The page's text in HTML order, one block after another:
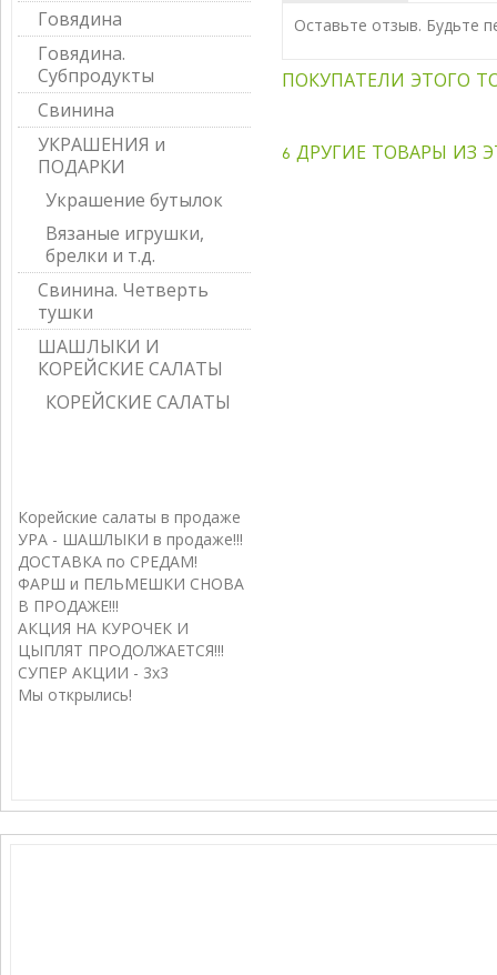
Оставьте отзыв. Будьте
ПОКУПАТЕЛИ ЭТОГО
6 ДРУГИЕ ТОВАРЫ ИЗ
Говядина
Говядина.
Субпродукты
Свинина
УКРАШЕНИЯ и
ПОДАРКИ
Украшение бутылок
Вязаные игрушки,
брелки и т.д.
Свинина. Четверть
тушки
ШАШЛЫКИ И
КОРЕЙСКИЕ САЛАТЫ
КОРЕЙСКИЕ САЛАТЫ
Корейские салаты в продаже
УРА - ШАШЛЫКИ в продаже!!!
ДОСТАВКА по СРЕДАМ!
ФАРШ и ПЕЛЬМЕШКИ СНОВА
В ПРОДАЖЕ!!!
АКЦИЯ НА КУРОЧЕК И
ЦЫПЛЯТ ПРОДОЛЖАЕТСЯ!!!
СУПЕР АКЦИИ - 3х3
Мы открылись!